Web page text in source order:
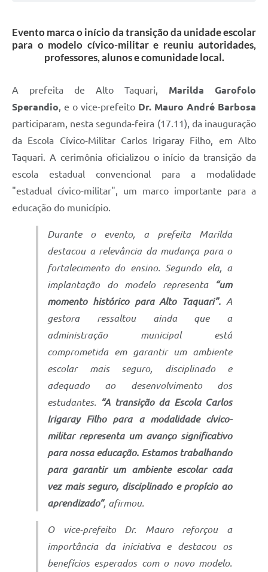
Evento marca o início da transição da unidade escolar
para o modelo cívico-militar e reuniu autoridades,
professores, alunos e comunidade local.
A prefeita de Alto Taquari, Marilda Garofolo
Sperandio , e o vice-prefeito Dr. Mauro André Barbosa
participaram, nesta segunda-feira (17.11), da inauguração
da Escola Cívico-Militar Carlos Irigaray Filho, em Alto
Taquari. A cerimônia oficializou o início da transição da
escola estadual convencional para a modalidade
"estadual cívico-militar", um marco importante para a
educação do município.
Durante o evento, a prefeita Marilda
destacou a relevância da mudança para o
fortalecimento do ensino. Segundo ela, a
implantação do modelo representa“um
momento histórico para Alto Taquari”. A
gestora ressaltou ainda que a
administração municipal está
comprometida em garantir um ambiente
escolar mais seguro, disciplinado e
adequado ao desenvolvimento dos
estudantes.
“A transição da Escola Carlos
Irigaray Filho para a modalidade cívico-
militar representa um avanço significativo
para nossa educação. Estamos trabalhando
para garantir um ambiente escolar cada
vez mais seguro, disciplinado e propício ao
aprendizado”, afirmou.
O vice-prefeito Dr. Mauro reforçou a
importância da iniciativa e destacou os
benefícios esperados com o novo modelo.